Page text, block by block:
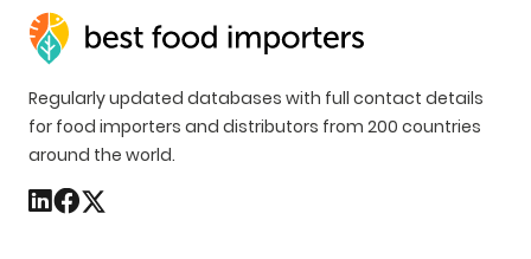
Regularly updated databases with full contact details
for food importers and distributors from 200 countries
around the world.